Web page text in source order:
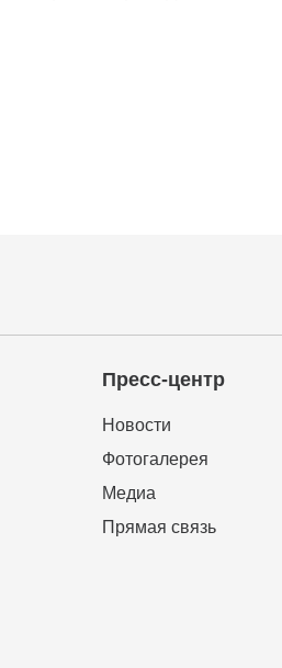
Пресс-центр
Новости
Фотогалерея
Медиа
Прямая связь